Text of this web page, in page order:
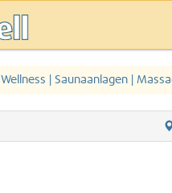
| Saunaanlagen |